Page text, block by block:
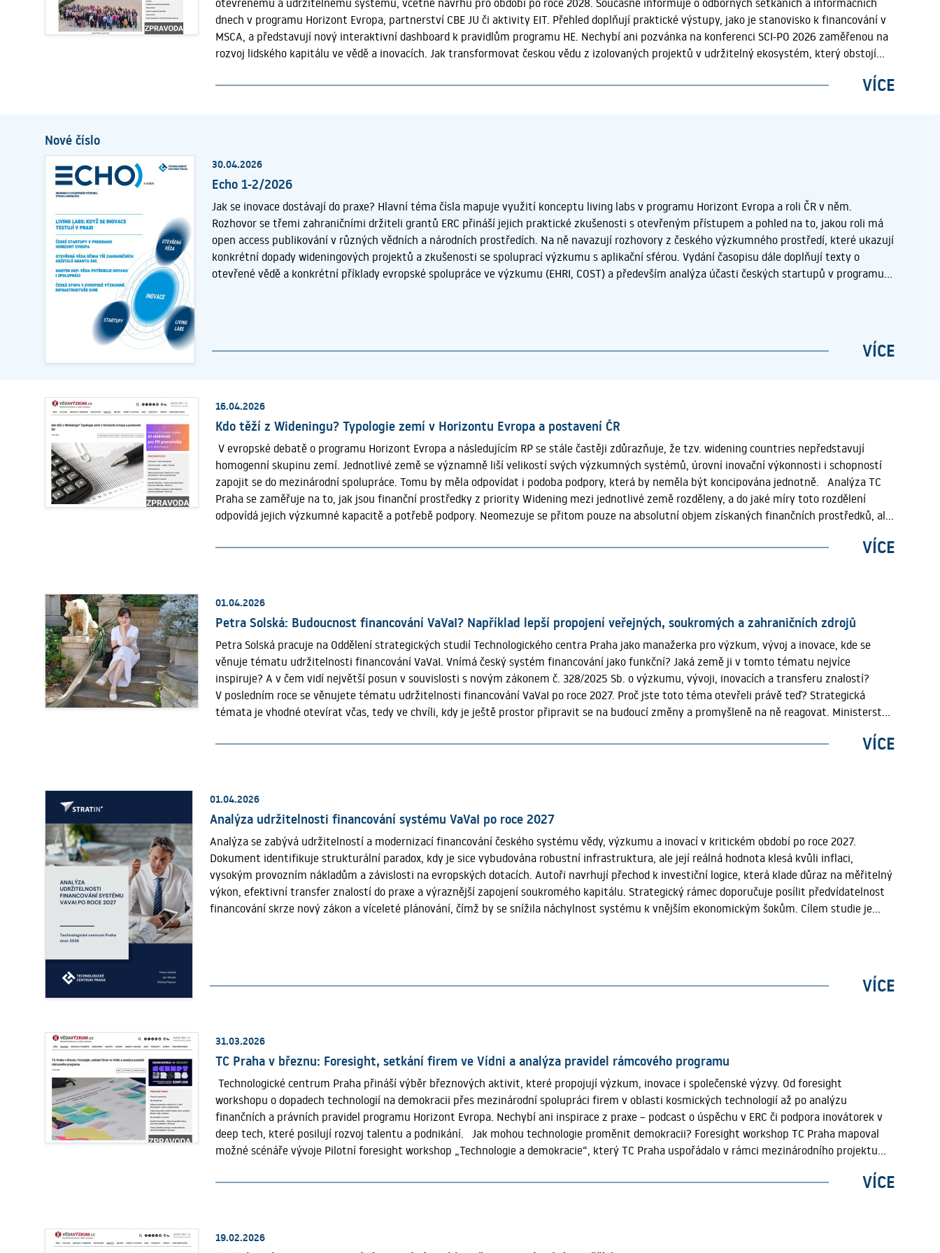
Otevřená věda se propojuje se správou dat, právními otázkami, bezpečností, technologiemi i institucionálním řízením a ten rámec se
neustále rozšiřuje. Dnes to vnímám tak, že otevřená věda není něco, co jednou
otevřenému a udržitelnému systému, včetně návrhů pro období po roce 2028. Současně informuje o odborných setkáních a informačních
dnech v programu Horizont Evropa, partnerství CBE JU či aktivity EIT. Přehled doplňují praktické výstupy, jako je stanovisko k financování v
MSCA, a představují nový interaktivní dashboard k pravidlům programu HE. Nechybí ani pozvánka na konferenci SCI-PO 2026 zaměřenou na
rozvoj lidského kapitálu ve vědě a inovacích. Jak transformovat českou vědu z izolovaných projektů v udržitelný ekosystém, který obstojí
strategický postup pro období po roce 2028. Text rozebírá nezbytnost přechodu na stabilní víceleté financování, zavedení expertních rolí
online. Celý přehled vybraných aktivit najdete na portále VědaVýzkum.cz
VÍCE
Nové číslo
30.04.2026
Echo 1-2/2026
Jak se inovace dostávají do praxe? Hlavní téma čísla mapuje využití konceptu living labs v programu Horizont Evropa a roli ČR v něm.
Rozhovor se třemi zahraničními držiteli grantů ERC přináší jejich praktické zkušenosti s otevřeným přístupem a pohled na to, jakou roli má
open access publikování v různých vědních a národních prostředích. Na ně navazují rozhovory z českého výzkumného prostředí, které ukazují
konkrétní dopady wideningových projektů a zkušenosti se spoluprací výzkumu s aplikační sférou. Vydání časopisu dále doplňují texty o
otevřené vědě a konkrétní příklady evropské spolupráce ve výzkumu (EHRI, COST) a především analýza účasti českých startupů v programu
VÍCE
16.04.2026
Kdo těží z Wideningu? Typologie zemí v Horizontu Evropa a postavení ČR
V evropské debatě o programu Horizont Evropa a následujícím RP se stále častěji zdůrazňuje, že tzv. widening countries nepředstavují
homogenní skupinu zemí. Jednotlivé země se významně liší velikostí svých výzkumných systémů, úrovní inovační výkonnosti i schopností
zapojit se do mezinárodní spolupráce. Tomu by měla odpovídat i podoba podpory, která by neměla být koncipována jednotně. Analýza TC
Praha se zaměřuje na to, jak jsou finanční prostředky z priority Widening mezi jednotlivé země rozděleny, a do jaké míry toto rozdělení
odpovídá jejich výzkumné kapacitě a potřebě podpory. Neomezuje se přitom pouze na absolutní objem získaných finančních prostředků, ale
překračuje či nedosahuje. Tento přístup rozlišuje dvě klíčové roviny. První ukazuje, které země patří mezi hlavní příjemce finanční podpory
otázkou je, zda postavení jednotlivých zemí ve Wideningu představuje skutečně specifický efekt této priority, nebo zda spíše odráží jejich
celkovou účast a úspěšnost v programu Horizont Evropa. Toto srovnání umožňuje lépe porozumět roli, kterou Widening hraje v národních
výzkumných systémech. Celý text publikovaný najdete na VědaVýzkum.cz
VÍCE
01.04.2026
Petra Solská: Budoucnost financování VaVaI? Například lepší propojení veřejných, soukromých a zahraničních zdrojů
Petra Solská pracuje na Oddělení strategických studií Technologického centra Praha jako manažerka pro výzkum, vývoj a inovace, kde se
věnuje tématu udržitelnosti financování VaVaI. Vnímá český systém financování jako funkční? Jaká země ji v tomto tématu nejvíce
inspiruje? A v čem vidí největší posun v souvislosti s novým zákonem č. 328/2025 Sb. o výzkumu, vývoji, inovacích a transferu znalostí?
V posledním roce se věnujete tématu udržitelnosti financování VaVaI po roce 2027. Proč jste toto téma otevřeli právě teď? Strategická
témata je vhodné otevírat včas, tedy ve chvíli, kdy je ještě prostor připravit se na budoucí změny a promyšleně na ně reagovat. Ministerstvo
rozhodnutí. Po roce 2027 se totiž změní evropský víceletý finanční rámec a s ním i nastavení navazujících evropských programů a
řešené pod časovým a rozpočtovým tlakem. Znamená to, že současný systém financování VaVaI v Česku nefunguje? Ne. A právě to je
důležité říct hned na začátku. Český systém obsahuje řadu kvalitních a funkčních prvků, na nichž má smysl dále stavět. Smyslem naší práce
není systém zpochybňovat, ale lépe porozumět tomu, kde může být v příštích letech zranitelný a kde bude potřeba posílit jeho účinnost,
předvídatelnost a strategickou připravenost, aniž by se opustilo to, co se dlouhodobě osvědčilo. Co považujete za největší riziko po roce
2027? Největším rizikem není jeden izolovaný problém, ale souběh několika tlaků: možný útlum kohezních zdrojů, reálné oslabování
investiční kapacity, roztříštěnost financování a stále omezená mobilizace soukromého kapitálu. Jinými slovy: nestačí sledovat, kolik
prostředků bude do systému směřovat.
VÍCE
01.04.2026
Analýza udržitelnosti financování systému VaVaI po roce 2027
Analýza se zabývá udržitelností a modernizací financování českého systému vědy, výzkumu a inovací v kritickém období po roce 2027.
Dokument identifikuje strukturální paradox, kdy je sice vybudována robustní infrastruktura, ale její reálná hodnota klesá kvůli inflaci,
vysokým provozním nákladům a závislosti na evropských dotacích. Autoři navrhují přechod k investiční logice, která klade důraz na měřitelný
výkon, efektivní transfer znalostí do praxe a výraznější zapojení soukromého kapitálu. Strategický rámec doporučuje posílit předvídatelnost
financování skrze nový zákon a víceleté plánování, čímž by se snížila náchylnost systému k vnějším ekonomickým šokům. Cílem studie je
VÍCE
31.03.2026
TC Praha v březnu: Foresight, setkání firem ve Vídni a analýza pravidel rámcového programu
Technologické centrum Praha přináší výběr březnových aktivit, které propojují výzkum, inovace i společenské výzvy. Od foresight
workshopu o dopadech technologií na demokracii přes mezinárodní spolupráci firem v oblasti kosmických technologií až po analýzu
finančních a právních pravidel programu Horizont Evropa. Nechybí ani inspirace z praxe – podcast o úspěchu v ERC či podpora inovátorek v
deep tech, které posilují rozvoj talentu a podnikání. Jak mohou technologie proměnit demokracii? Foresight workshop TC Praha mapoval
možné scénáře vývoje Pilotní foresight workshop „Technologie a demokracie“, který TC Praha uspořádalo v rámci mezinárodního projektu
prostředí až po starší generace se zkušeností se životem v nedemokratickém systému. Diskuse se soustředila na to, jak by technologický
v prostorách ESA Phi-Lab Austria jednodenní B2B akci Czech–Austrian Upstream Matchmaking Day 2026. Cílem setkání bylo propojit klíčové
VÍCE
19.02.2026